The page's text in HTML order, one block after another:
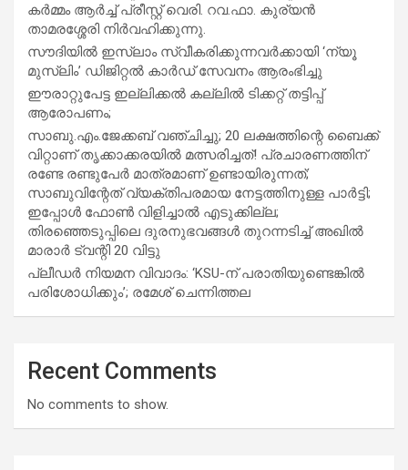
കർമ്മം ആർച്ച് പ്രീസ്റ്റ് വെരി. റവ.ഫാ. കുര്യൻ
താമരശ്ശേരി നിർവഹിക്കുന്നു.
സൗദിയില്‍ ഇസ്‌ലാം സ്വീകരിക്കുന്നവര്‍ക്കായി ‘ന്യൂ
മുസ്ലിം’ ഡിജിറ്റല്‍ കാര്‍ഡ് സേവനം ആരംഭിച്ചു
ഈരാറ്റുപേട്ട ഇല്ലിക്കൽ കല്ലിൽ ടിക്കറ്റ് തട്ടിപ്പ്
ആരോപണം;
സാബു.എം.ജേക്കബ് വഞ്ചിച്ചു; 20 ലക്ഷത്തിന്റെ ബൈക്ക്
വിറ്റാണ് തൃക്കാക്കരയില്‍ മത്സരിച്ചത്! പ്രചാരണത്തിന്
രണ്ടേ രണ്ടുപേര്‍ മാത്രമാണ് ഉണ്ടായിരുന്നത്;
സാബുവിന്റേത് വ്യക്തിപരമായ നേട്ടത്തിനുള്ള പാര്‍ട്ടി;
ഇപ്പോള്‍ ഫോണ്‍ വിളിച്ചാല്‍ എടുക്കില്ല;
തിരഞ്ഞെടുപ്പിലെ ദുരനുഭവങ്ങള്‍ തുറന്നടിച്ച് അഖില്‍
മാരാര്‍ ട്വന്റി 20 വിട്ടു
പ്ലീഡർ നിയമന വിവാദം: ‘KSU-ന് പരാതിയുണ്ടെങ്കിൽ
പരിശോധിക്കും’; രമേശ് ചെന്നിത്തല
Recent Comments
No comments to show.